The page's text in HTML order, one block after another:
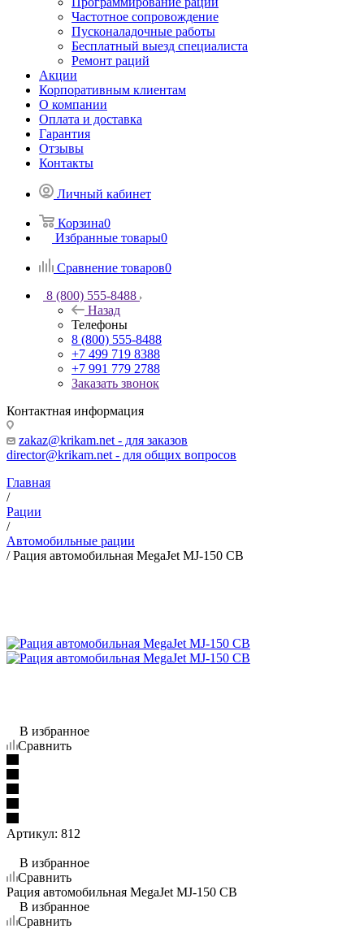
Частотное сопровождение
Пусконаладочные работы
Бесплатный выезд специалиста
Ремонт раций
Акции
Корпоративным клиентам
О компании
Оплата и доставка
Гарантия
Отзывы
Контакты
Личный кабинет
Корзина0
Избранные товары0
Сравнение товаров0
8 (800) 555-8488
Назад
Телефоны
8 (800) 555-8488
+7 499 719 8388
+7 991 779 2788
Заказать звонок
Контактная информация
zakaz@krikam.net - для заказов
director@krikam.net - для общих вопросов
Главная
/
Рации
/
Автомобильные рации
/Рация автомобильная MegaJet MJ-150 СВ
В избранное
Сравнить
Артикул: 812
В избранное
Сравнить
Рация автомобильная MegaJet MJ-150 СВ
В избранное
Сравнить